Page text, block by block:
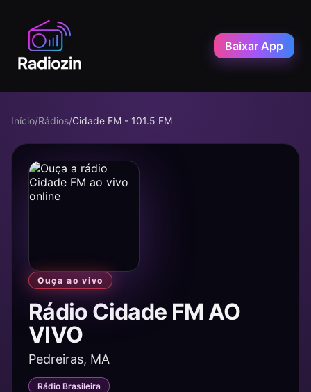
Baixar App
Início/Rádios/Cidade FM - 101.5 FM
Ouça ao vivo
Rádio Cidade FM AO
VIVO
Pedreiras, MA
Rádio Brasileira